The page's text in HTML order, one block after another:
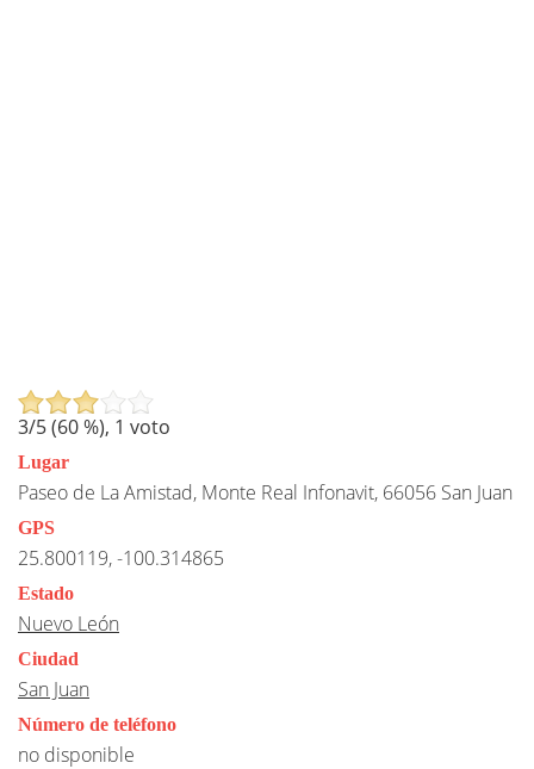
3/5 (60%), 1 voto
Lugar
Paseo de La Amistad, Monte Real Infonavit, 66056 San Juan
GPS
25.800119, -100.314865
Estado
Nuevo León
Ciudad
San Juan
Número de teléfono
no disponible